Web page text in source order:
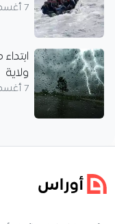
7 أغسطس 2026
ولاية
7 أغسطس 2026